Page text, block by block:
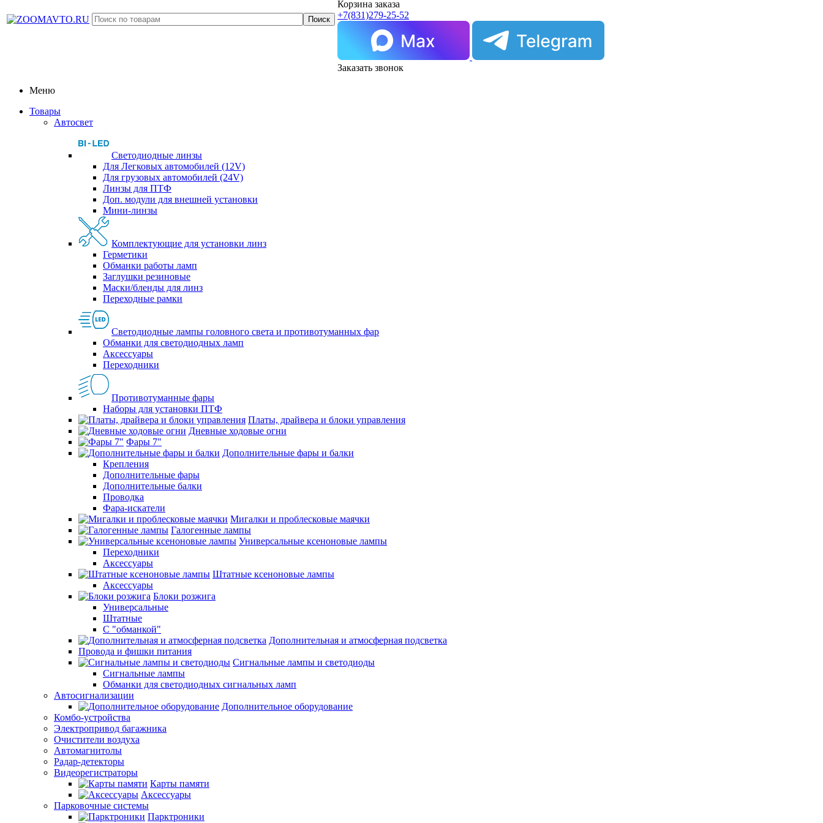
Корзина заказа
+7(831)279-25-52
Заказать звонок
Меню
Товары
Автосвет
Светодиодные линзы
Для Легковых автомобилей (12V)
Для грузовых автомобилей (24V)
Линзы для ПТФ
Доп. модули для внешней установки
Мини-линзы
Комплектующие для установки линз
Герметики
Обманки работы ламп
Заглушки резиновые
Маски/бленды для линз
Переходные рамки
Светодиодные лампы головного света и противотуманных фар
Обманки для светодиодных ламп
Аксессуары
Переходники
Противотуманные фары
Наборы для установки ПТФ
Платы, драйвера и блоки управления
Дневные ходовые огни
Фары 7"
Дополнительные фары и балки
Крепления
Дополнительные фары
Дополнительные балки
Проводка
Фара-искатели
Мигалки и проблесковые маячки
Галогенные лампы
Универсальные ксеноновые лампы
Переходники
Аксессуары
Штатные ксеноновые лампы
Аксессуары
Блоки розжига
Универсальные
Штатные
С "обманкой"
Дополнительная и атмосферная подсветка
Провода и фишки питания
Cигнальные лампы и светодиоды
Сигнальные лампы
Обманки для светодиодных сигнальных ламп
Автосигнализации
Дополнительное оборудование
Комбо-устройства
Электропривод багажника
Очистители воздуха
Автомагнитолы
Радар-детекторы
Видеорегистраторы
Карты памяти
Аксессуары
Парковочные системы
Парктроники